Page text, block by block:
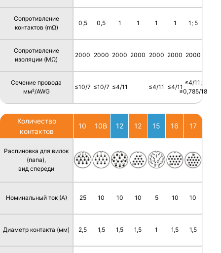
Сопротивление
контактов (mΩ)
Сопротивление
изоляции (MΩ)
Сечение провода
мм²/AWG
0,5
2000
≤10/7
0,5
2000
≤10/7
1
2000
≤4/11
1
2000
1
2000
≤4/11
1
2000
≤4/11
1; 5
2000
≤4/11;
≤0,785/18
Количество
контактов
Распиновка для вилок
(папа),
вид спереди
Номинальный ток (А)
Диаметр контакта (мм)
10
25
2,5
10B
10
1,5
12
10
1,5
12
10
1,5
15
5
1
16
10
1,5
17
10
1,5